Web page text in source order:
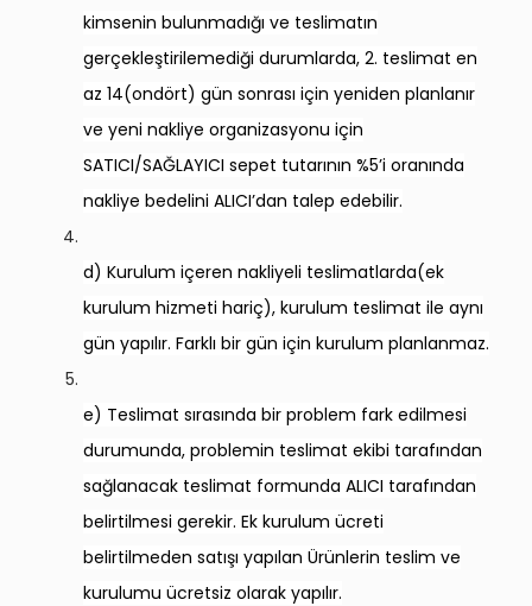
kimsenin bulunmadığı ve teslimatın
gerçekleştirilemediği durumlarda, 2. teslimat en
az 14(ondört) gün sonrası için yeniden planlanır
ve yeni nakliye organizasyonu için
SATICI/SAĞLAYICI sepet tutarının %5’i oranında
nakliye bedelini ALICI’dan talep edebilir.
d) Kurulum içeren nakliyeli teslimatlarda(ek
kurulum hizmeti hariç), kurulum teslimat ile aynı
gün yapılır. Farklı bir gün için kurulum planlanmaz.
e) Teslimat sırasında bir problem fark edilmesi
durumunda, problemin teslimat ekibi tarafından
sağlanacak teslimat formunda ALICI tarafından
belirtilmesi gerekir. Ek kurulum ücreti
belirtilmeden satışı yapılan Ürünlerin teslim ve
kurulumu ücretsiz olarak yapılır.